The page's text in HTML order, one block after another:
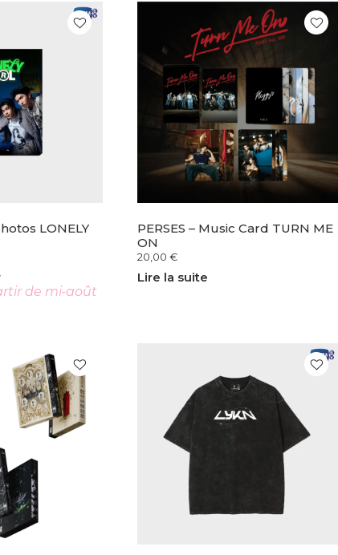
LONELY
de mi-août
PERSES – Music Card TURN ME
ON
20,00€
Lire la suite